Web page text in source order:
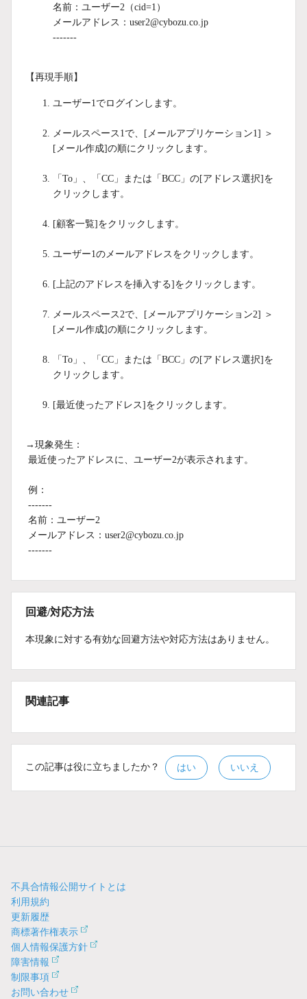
名前：ユーザー2（cid=1）
メールアドレス：user2@cybozu.co.jp
-------
【再現手順】
ユーザー1でログインします。
メールスペース1で、[メールアプリケーション1] ＞
[メール作成]の順にクリックします。
「To」、「CC」または「BCC」の[アドレス選択]を
クリックします。
[顧客一覧]をクリックします。
ユーザー1のメールアドレスをクリックします。
[上記のアドレスを挿入する]をクリックします。
メールスペース2で、[メールアプリケーション2] ＞
[メール作成]の順にクリックします。
「To」、「CC」または「BCC」の[アドレス選択]を
クリックします。
[最近使ったアドレス]をクリックします。
→現象発生：
最近使ったアドレスに、ユーザー2が表示されます。
例：
-------
名前：ユーザー2
メールアドレス：user2@cybozu.co.jp
-------
回避/対応方法
本現象に対する有効な回避方法や対応方法はありません。
関連記事
この記事は役に立ちましたか？ はい いいえ
不具合情報公開サイトとは
利用規約
更新履歴
商標著作権表示
個人情報保護方針
障害情報
制限事項
お問い合わせ